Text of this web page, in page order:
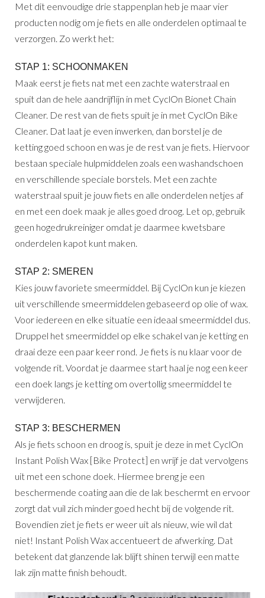
Met dit eenvoudige drie stappenplan heb je maar vier
producten nodig om je fiets en alle onderdelen optimaal te
verzorgen. Zo werkt het:
STAP 1: SCHOONMAKEN
Maak eerst je fiets nat met een zachte waterstraal en
spuit dan de hele aandrijflijn in met CyclOn Bionet Chain
Cleaner. De rest van de fiets spuit je in met CyclOn Bike
Cleaner. Dat laat je even inwerken, dan borstel je de
ketting goed schoon en was je de rest van je fiets. Hiervoor
bestaan speciale hulpmiddelen zoals een washandschoen
en verschillende speciale borstels. Met een zachte
waterstraal spuit je jouw fiets en alle onderdelen netjes af
en met een doek maak je alles goed droog. Let op, gebruik
geen hogedrukreiniger omdat je daarmee kwetsbare
onderdelen kapot kunt maken.
STAP 2: SMEREN
Kies jouw favoriete smeermiddel. Bij CyclOn kun je kiezen
uit verschillende smeermiddelen gebaseerd op olie of wax.
Voor iedereen en elke situatie een ideaal smeermiddel dus.
Druppel het smeermiddel op elke schakel van je ketting en
draai deze een paar keer rond. Je fiets is nu klaar voor de
volgende rit. Voordat je daarmee start haal je nog een keer
een doek langs je ketting om overtollig smeermiddel te
verwijderen.
STAP 3: BESCHERMEN
Als je fiets schoon en droog is, spuit je deze in met CyclOn
Instant Polish Wax [Bike Protect] en wrijf je dat vervolgens
uit met een schone doek. Hiermee breng je een
beschermende coating aan die de lak beschermt en ervoor
zorgt dat vuil zich minder goed hecht bij de volgende rit.
Bovendien ziet je fiets er weer uit als nieuw, wie wil dat
niet! Instant Polish Wax accentueert de afwerking. Dat
betekent dat glanzende lak blijft shinen terwijl een matte
lak zijn matte finish behoudt.